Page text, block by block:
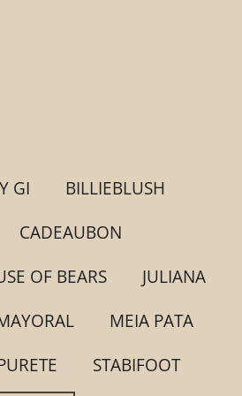
GI
BILLIEBLUSH
CADEAUBON
OF BEARS
JULIANA
MEIA PATA
STABIFOOT